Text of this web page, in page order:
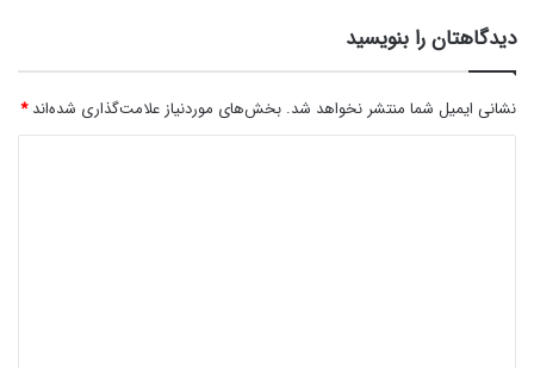
دیدگاهتان را بنویسید
نشانی ایمیل شما منتشر نخواهد شد. بخش‌های موردنیاز علامت‌گذاری شده‌اند*